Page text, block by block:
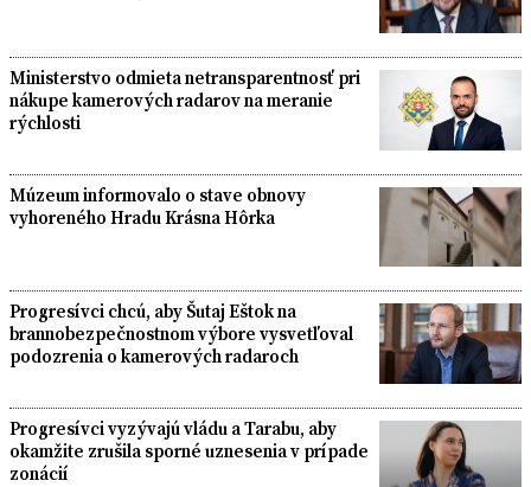
Ministerstvo odmieta netransparentnosť pri
nákupe kamerových radarov na meranie
rýchlosti
Múzeum informovalo o stave obnovy
vyhoreného Hradu Krásna Hôrka
Progresívci chcú, aby Šutaj Eštok na
brannobezpečnostnom výbore vysvetľoval
podozrenia o kamerových radaroch
Progresívci vyzývajú vládu a Tarabu, aby
okamžite zrušila sporné uznesenia v prípade
zonácií